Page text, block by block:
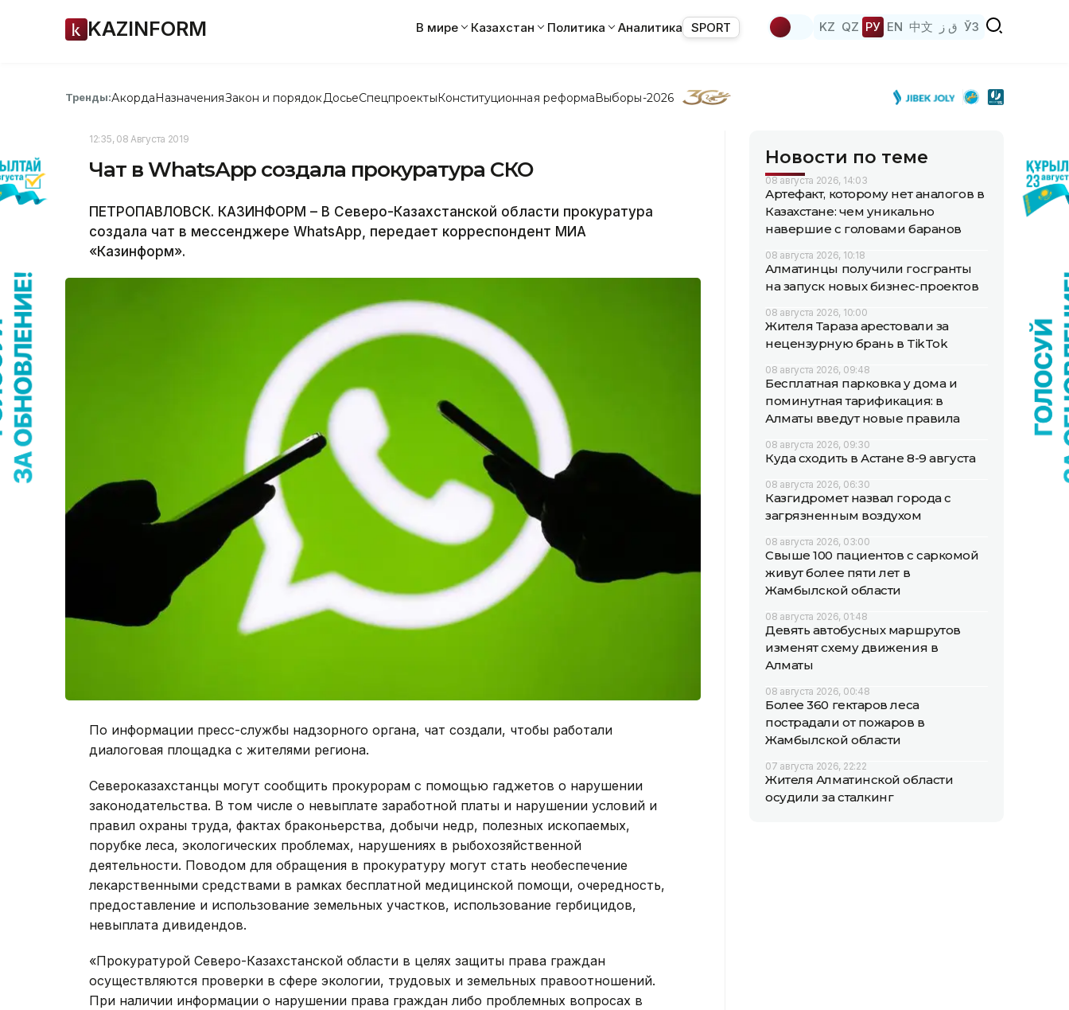
KAZINFORM В мире Казахстан Политика Аналитика SPORT KZ QZ РУ EN 中文 ق ز ЎЗ
Тренды:АкордаНазначенияЗакон и порядок ДосьеСпецпроектыКонституционная реформаВыборы-2026
12:35, 08 Августа 2019
Чат в WhatsАpp создала прокуратура СКО
ПЕТРОПАВЛОВСК. КАЗИНФОРМ – В Северо-Казахстанской области прокуратура
создала чат в мессенджере WhatsАpp, передает корреспондент МИА
«Казинформ».
По информации пресс-службы надзорного органа, чат создали, чтобы работали
диалоговая площадка с жителями региона.
Североказахстанцы могут сообщить прокурорам с помощью гаджетов о нарушении
законодательства. В том числе о невыплате заработной платы и нарушении условий и
правил охраны труда, фактах браконьерства, добычи недр, полезных ископаемых,
порубке леса, экологических проблемах, нарушениях в рыбохозяйственной
деятельности. Поводом для обращения в прокуратуру могут стать необеспечение
лекарственными средствами в рамках бесплатной медицинской помощи, очередность,
предоставление и использование земельных участков, использование гербицидов,
невыплата дивидендов.
«Прокуратурой Северо-Казахстанской области в целях защиты права граждан
осуществляются проверки в сфере экологии, трудовых и земельных правоотношений.
При наличии информации о нарушении права граждан либо проблемных вопросах в
Новости по теме
08 августа 2026, 14:03
Артефакт, которому нет аналогов в
Казахстане: чем уникально
навершие с головами баранов
08 августа 2026, 10:18
Алматинцы получили госгранты
на запуск новых бизнес-проектов
08 августа 2026, 10:00
Жителя Тараза арестовали за
нецензурную брань в TikTok
08 августа 2026, 09:48
Бесплатная парковка у дома и
поминутная тарификация: в
Алматы введут новые правила
08 августа 2026, 09:30
Куда сходить в Астане 8-9 августа
08 августа 2026, 06:30
Казгидромет назвал города с
загрязненным воздухом
08 августа 2026, 03:00
Свыше 100 пациентов с саркомой
живут более пяти лет в
Жамбылской области
08 августа 2026, 01:48
Девять автобусных маршрутов
изменят схему движения в
Алматы
08 августа 2026, 00:48
Более 360 гектаров леса
пострадали от пожаров в
Жамбылской области
07 августа 2026, 22:22
Жителя Алматинской области
осудили за сталкинг